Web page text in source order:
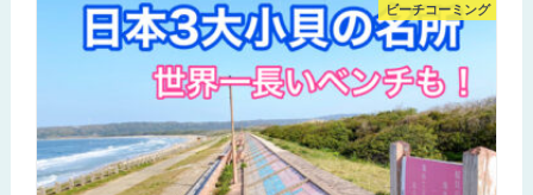
ビーチコーミング